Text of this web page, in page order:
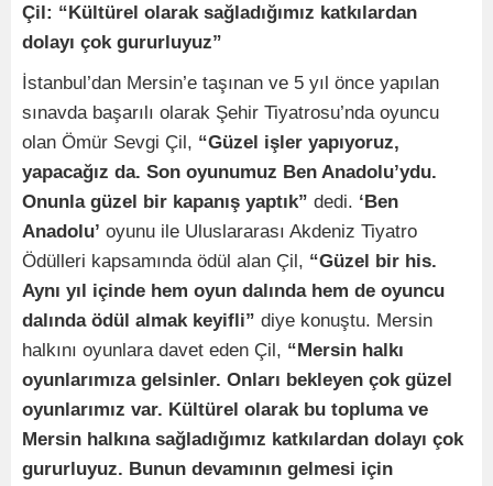
Çil: “Kültürel olarak sağladığımız katkılardan
dolayı çok gururluyuz”
İstanbul’dan Mersin’e taşınan ve 5 yıl önce yapılan
sınavda başarılı olarak Şehir Tiyatrosu’nda oyuncu
olan Ömür Sevgi Çil, “Güzel işler yapıyoruz,
yapacağız da. Son oyunumuz Ben Anadolu’ydu.
Onunla güzel bir kapanış yaptık” dedi. ‘Ben
Anadolu’ oyunu ile Uluslararası Akdeniz Tiyatro
Ödülleri kapsamında ödül alan Çil, “Güzel bir his.
Aynı yıl içinde hem oyun dalında hem de oyuncu
dalında ödül almak keyifli” diye konuştu. Mersin
halkını oyunlara davet eden Çil, “Mersin halkı
oyunlarımıza gelsinler. Onları bekleyen çok güzel
oyunlarımız var. Kültürel olarak bu topluma ve
Mersin halkına sağladığımız katkılardan dolayı çok
gururluyuz. Bunun devamının gelmesi için